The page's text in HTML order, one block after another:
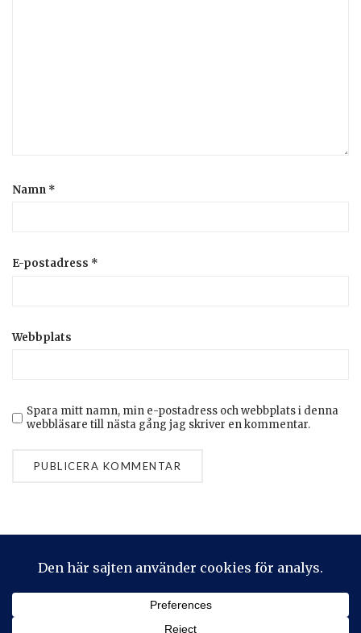
Namn *
E-postadress *
Webbplats
Spara mitt namn, min e-postadress och webbplats i denna
webbläsare till nästa gång jag skriver en kommentar.
2026 © Stickeralla Theme by
Privacy & Cookies: This site uses cookies. By continuing to use
this website, you agree to their use.
To find out more, including how to control cookies, see here: